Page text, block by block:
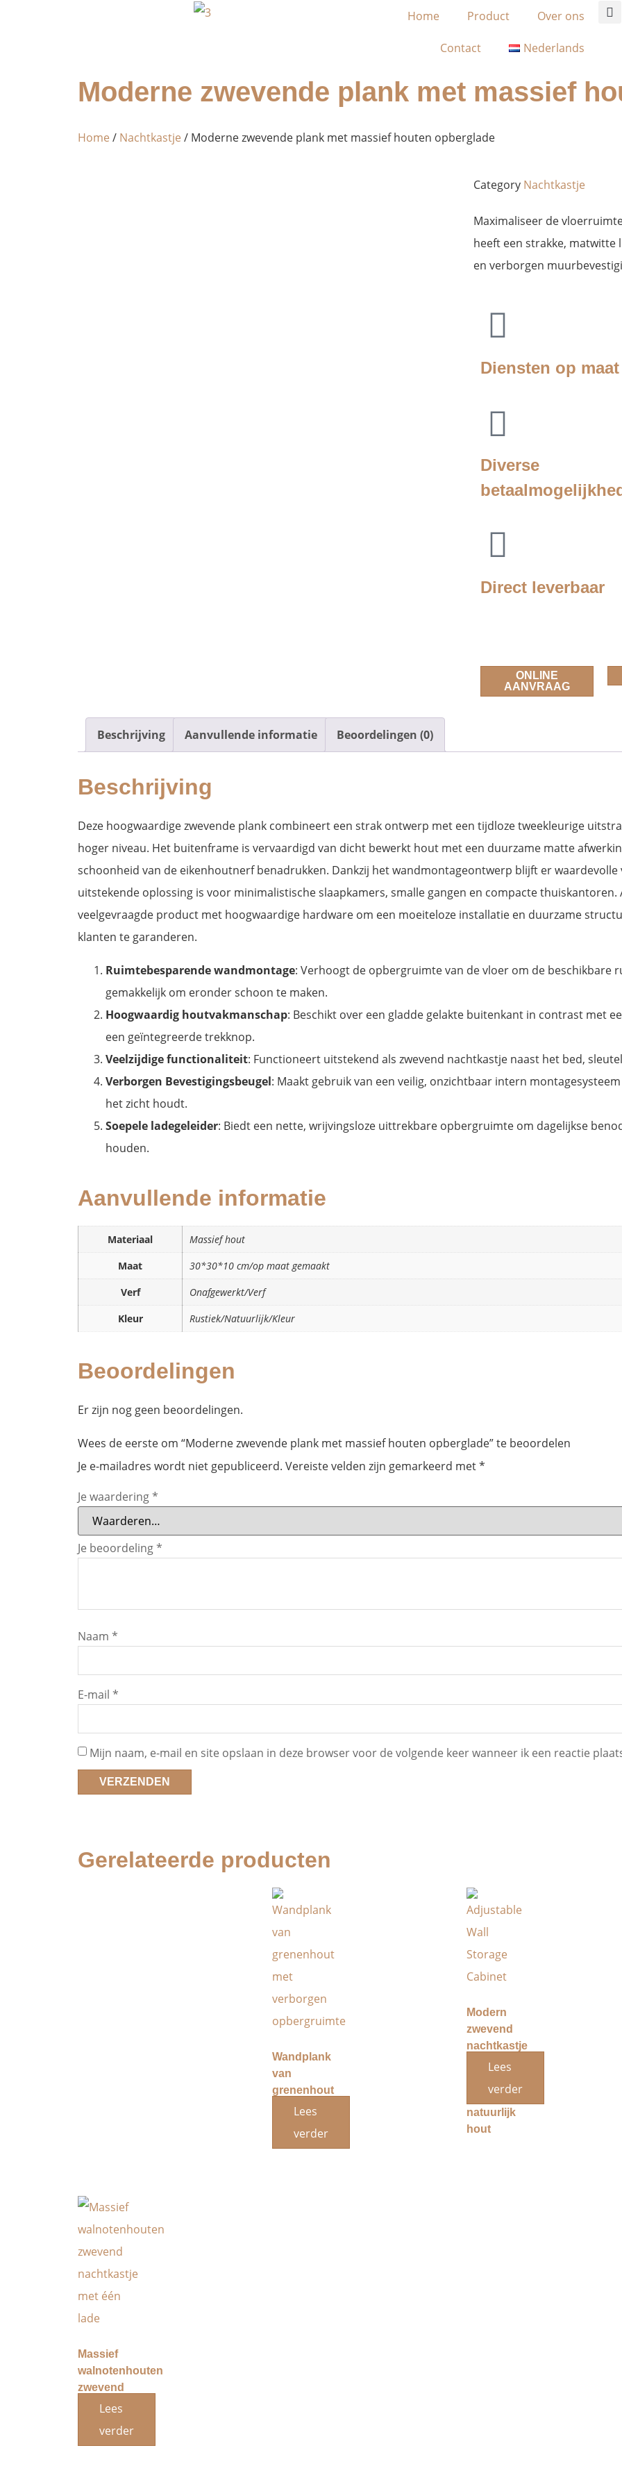
Home Product Over ons
Contact Nederlands
Moderne zwevende plank met massief
Home / Nachtkastje / Moderne zwevende plank met massief houten opberglade
Category Nachtkastje
Maximaliseer de
heeft een strakke,
en verborgen
Diensten op maat
Diverse
Direct leverbaar
ONLINE
AANVRAAG
Beschrijving Aanvullende informatie Beoordelingen (0)
Beschrijving
Deze hoogwaardige zwevende plank combineert een strak ontwerp met een tijdloze tweekleurige
hoger niveau. Het buitenframe is vervaardigd van dicht bewerkt hout met een duurzame matte
schoonheid van de eikenhoutnerf benadrukken. Dankzij het wandmontageontwerp blijft er
uitstekende oplossing is voor minimalistische slaapkamers, smalle gangen en compacte thuiskantoren.
veelgevraagde product met hoogwaardige hardware om een ​​moeiteloze installatie en duurzame
klanten te garanderen.
Ruimtebesparende wandmontage: Verhoogt de opbergruimte van de vloer om de beschikbare
gemakkelijk om eronder schoon te maken.
Hoogwaardig houtvakmanschap: Beschikt over een gladde gelakte buitenkant in contrast met
een geïntegreerde trekknop.
Veelzijdige functionaliteit: Functioneert uitstekend als zwevend nachtkastje naast het bed,
Verborgen Bevestigingsbeugel: Maakt gebruik van een veilig, onzichtbaar intern
het zicht houdt.
Soepele ladegeleider: Biedt een nette, wrijvingsloze uittrekbare opbergruimte om dagelijkse
houden.
Aanvullende informatie
Materiaal
Massief hout
Maat
30*30*10 cm/op maat gemaakt
Verf
Onafgewerkt/Verf
Kleur
Rustiek/Natuurlijk/Kleur
Beoordelingen
Er zijn nog geen beoordelingen.
Wees de eerste om “Moderne zwevende plank met massief houten opberglade” te beoordelen
Je e-mailadres wordt niet gepubliceerd. Vereiste velden zijn gemarkeerd met*
Je waardering*
Je beoordeling*
Naam *
E-mail *
Mijn naam, e-mail en site opslaan in deze browser voor de volgende keer wanneer ik een reactie
Gerelateerde producten
Wandplank
van
grenenhout
opbergruimte
Lees
verder
Modern
zwevend
nachtkastje
met lade
natuurlijk
hout
Lees
verder
Massief
walnotenhouten
zwevend
nachtkastje
Lees
verder